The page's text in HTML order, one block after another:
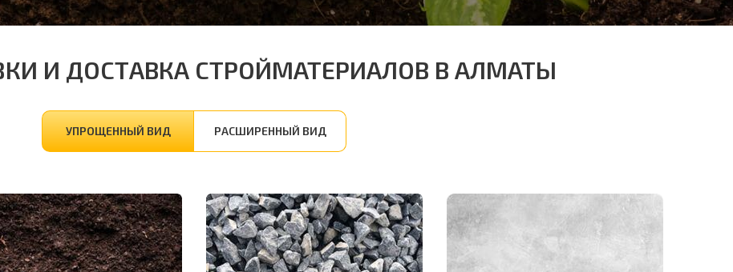
И ДОСТАВКА СТРОЙМАТЕРИАЛОВ В АЛМАТЫ
УПРОЩЕННЫЙ ВИД РАСШИРЕННЫЙ ВИД